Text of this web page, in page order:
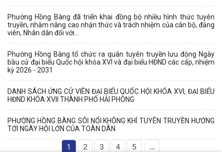
Phường Hồng Bàng đã triển khai đồng bộ nhiều hình thức tuyên
truyền, nhằm nâng cao nhận thức và trách nhiệm của cán bộ, đảng
viên, Nhân dân đối với...
Phường Hồng Bàng tổ chức ra quân tuyên truyền lưu động Ngày
bầu cử đại biểu Quốc hội khóa XVI và đại biểu HĐND các cấp, nhiệm
kỳ 2026 - 2031
DANH SÁCH ỨNG CỬ VIÊN ĐẠI BIỂU QUỐC HỘI KHÓA XVI, ĐẠI BIỂU
HĐND KHÓA XVII THÀNH PHỐ HẢI PHÒNG
PHƯỜNG HỒNG BÀNG SÔI NỔI KHÔNG KHÍ TUYÊN TRUYỀN HƯỚNG
TỚI NGÀY HỘI LỚN CỦA TOÀN DÂN
1 2 3 4 5 ...